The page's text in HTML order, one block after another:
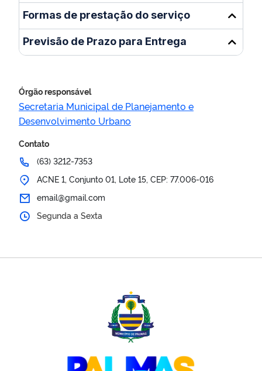
Formas de prestação do serviço
Previsão de Prazo para Entrega
Órgão responsável
Secretaria Municipal de Planejamento e
Desenvolvimento Urbano
Contato
(63) 3212-7353
ACNE 1, Conjunto 01, Lote 15, CEP: 77.006-016
email@gmail.com
Segunda a Sexta